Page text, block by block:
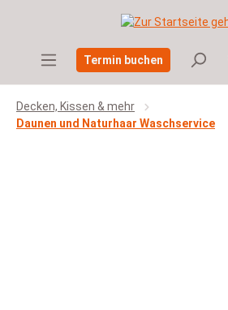
Zum Hauptinhalt springen
Termin buchen
Decken, Kissen & mehr
Daunen und Naturhaar Waschservice